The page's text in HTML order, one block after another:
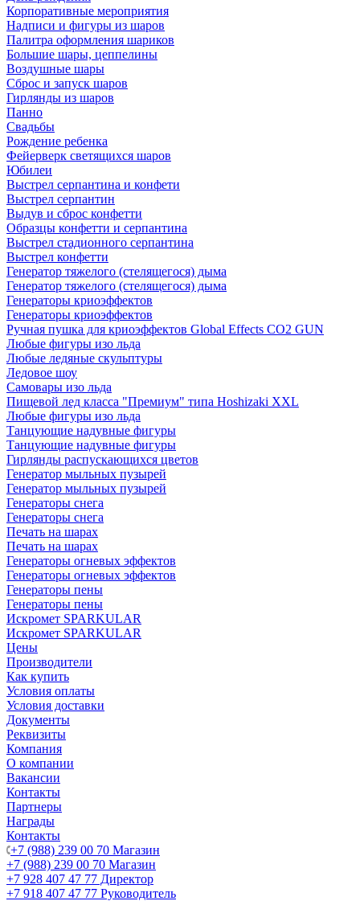
Корпоративные мероприятия
Надписи и фигуры из шаров
Палитра оформления шариков
Большие шары, цеппелины
Воздушные шары
Сброс и запуск шаров
Гирлянды из шаров
Панно
Свадьбы
Рождение ребенка
Фейерверк светящихся шаров
Юбилеи
Выстрел серпантина и конфети
Выстрел серпантин
Выдув и сброс конфетти
Образцы конфетти и серпантина
Выстрел стадионного серпантина
Выстрел конфетти
Генератор тяжелого (стелящегося) дыма
Генератор тяжелого (стелящегося) дыма
Генераторы криоэффектов
Генераторы криоэффектов
Ручная пушка для криоэффектов Global Effects CO2 GUN
Любые фигуры изо льда
Любые ледяные скульптуры
Ледовое шоу
Самовары изо льда
Пищевой лед класса "Премиум" типа Hoshizaki XXL
Любые фигуры изо льда
Танцующие надувные фигуры
Танцующие надувные фигуры
Гирлянды распускающихся цветов
Генератор мыльных пузырей
Генератор мыльных пузырей
Генераторы снега
Генераторы снега
Печать на шарах
Печать на шарах
Генераторы огневых эффектов
Генераторы огневых эффектов
Генераторы пены
Генераторы пены
Искромет SPARKULAR
Искромет SPARKULAR
Цены
Производители
Как купить
Условия оплаты
Условия доставки
Документы
Реквизиты
Компания
О компании
Вакансии
Контакты
Партнеры
Награды
Контакты
+7 (988) 239 00 70 Магазин
+7 (988) 239 00 70 Магазин
+7 928 407 47 77 Директор
+7 918 407 47 77 Руководитель